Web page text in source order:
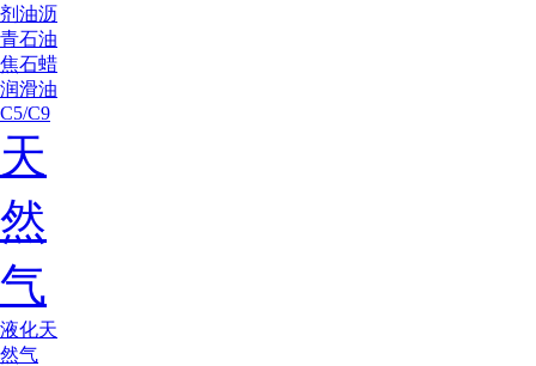
剂油沥
青石油
焦石蜡
润滑油
C5/C9
天
然
气
液化天
然气